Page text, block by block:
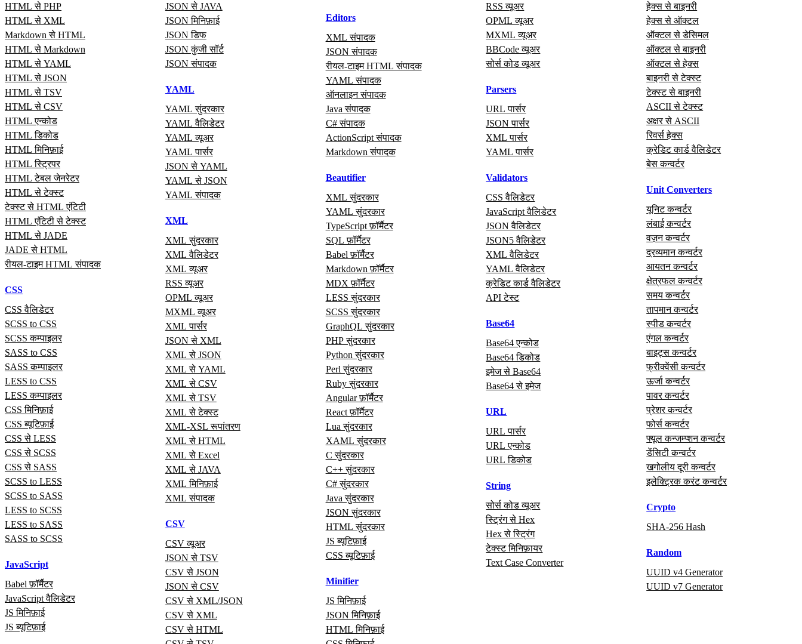
HTML से PHP
HTML से XML
Markdown से HTML
HTML से Markdown
HTML से YAML
HTML से JSON
HTML से TSV
HTML से CSV
HTML एन्कोड
HTML डिकोड
HTML मिनिफ़ाई
HTML स्ट्रिपर
HTML टेबल जेनरेटर
HTML से टेक्स्ट
टेक्स्ट से HTML एंटिटी
HTML एंटिटी से टेक्स्ट
HTML से JADE
JADE से HTML
रीयल‑टाइम HTML संपादक
CSS
CSS वैलिडेटर
SCSS to CSS
SCSS कम्पाइलर
SASS to CSS
SASS कम्पाइलर
LESS to CSS
LESS कम्पाइलर
CSS मिनिफ़ाई
CSS ब्यूटिफ़ाई
CSS से LESS
CSS से SCSS
CSS से SASS
SCSS to LESS
SCSS to SASS
LESS to SCSS
LESS to SASS
SASS to SCSS
JavaScript
Babel फ़ॉर्मैटर
JavaScript वैलिडेटर
JS मिनिफ़ाई
JS ब्यूटिफ़ाई
JSON से JAVA
JSON मिनिफ़ाई
JSON डिफ
JSON कुंजी सॉर्ट
JSON संपादक
YAML
YAML सुंदरकार
YAML वैलिडेटर
YAML व्यूअर
YAML पार्सर
JSON से YAML
YAML से JSON
YAML संपादक
XML
XML सुंदरकार
XML वैलिडेटर
XML व्यूअर
RSS व्यूअर
OPML व्यूअर
MXML व्यूअर
XML पार्सर
JSON से XML
XML से JSON
XML से YAML
XML से CSV
XML से TSV
XML से टेक्स्ट
XML-XSL रूपांतरण
XML से HTML
XML से Excel
XML से JAVA
XML मिनिफ़ाई
XML संपादक
CSV
CSV व्यूअर
JSON से TSV
CSV से JSON
JSON से CSV
CSV से XML/JSON
CSV से XML
CSV से HTML
Editors
XML संपादक
JSON संपादक
रीयल‑टाइम HTML संपादक
YAML संपादक
ऑनलाइन संपादक
Java संपादक
C# संपादक
ActionScript संपादक
Markdown संपादक
Beautifier
XML सुंदरकार
YAML सुंदरकार
TypeScript फ़ॉर्मैटर
SQL फ़ॉर्मैटर
Babel फ़ॉर्मैटर
Markdown फ़ॉर्मैटर
MDX फ़ॉर्मैटर
LESS सुंदरकार
SCSS सुंदरकार
GraphQL सुंदरकार
PHP सुंदरकार
Python सुंदरकार
Perl सुंदरकार
Ruby सुंदरकार
Angular फ़ॉर्मैटर
React फ़ॉर्मैटर
Lua सुंदरकार
XAML सुंदरकार
C सुंदरकार
C++ सुंदरकार
C# सुंदरकार
Java सुंदरकार
JSON सुंदरकार
HTML सुंदरकार
JS ब्यूटिफ़ाई
CSS ब्यूटिफ़ाई
Minifier
JS मिनिफ़ाई
JSON मिनिफ़ाई
HTML मिनिफ़ाई
RSS व्यूअर
OPML व्यूअर
MXML व्यूअर
BBCode व्यूअर
सोर्स कोड व्यूअर
Parsers
URL पार्सर
JSON पार्सर
XML पार्सर
YAML पार्सर
Validators
CSS वैलिडेटर
JavaScript वैलिडेटर
JSON वैलिडेटर
JSON5 वैलिडेटर
XML वैलिडेटर
YAML वैलिडेटर
क्रेडिट कार्ड वैलिडेटर
API टेस्ट
Base64
Base64 एन्कोड
Base64 डिकोड
इमेज से Base64
Base64 से इमेज
URL
URL पार्सर
URL एन्कोड
URL डिकोड
String
सोर्स कोड व्यूअर
स्ट्रिंग से Hex
Hex से स्ट्रिंग
टेक्स्ट मिनिफ़ायर
Text Case Converter
हेक्स से बाइनरी
हेक्स से ऑक्टल
ऑक्टल से डेसिमल
ऑक्टल से बाइनरी
ऑक्टल से हेक्स
बाइनरी से टेक्स्ट
टेक्स्ट से बाइनरी
ASCII से टेक्स्ट
अक्षर से ASCII
रिवर्स हेक्स
क्रेडिट कार्ड वैलिडेटर
बेस कन्वर्टर
Unit Converters
यूनिट कन्वर्टर
लंबाई कन्वर्टर
वज़न कन्वर्टर
द्रव्यमान कन्वर्टर
आयतन कन्वर्टर
क्षेत्रफल कन्वर्टर
समय कन्वर्टर
तापमान कन्वर्टर
स्पीड कन्वर्टर
एंगल कन्वर्टर
बाइट्स कन्वर्टर
फ्रीक्वेंसी कन्वर्टर
ऊर्जा कन्वर्टर
पावर कन्वर्टर
प्रेशर कन्वर्टर
फोर्स कन्वर्टर
फ्यूल कन्जम्प्शन कन्वर्टर
डेंसिटी कन्वर्टर
खगोलीय दूरी कन्वर्टर
इलेक्ट्रिक करंट कन्वर्टर
Crypto
SHA-256 Hash
Random
UUID v4 Generator
UUID v7 Generator